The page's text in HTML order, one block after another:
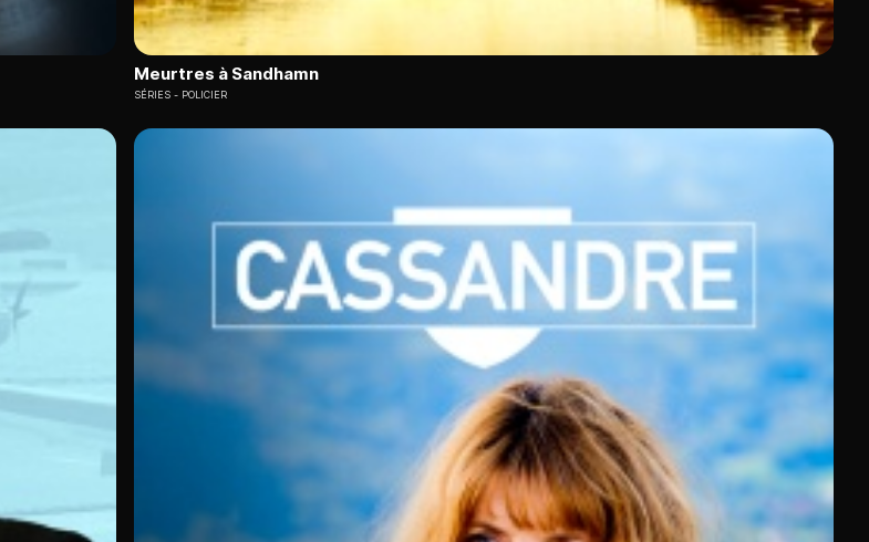
Meurtres à Sandhamn
SÉRIES POLICIER